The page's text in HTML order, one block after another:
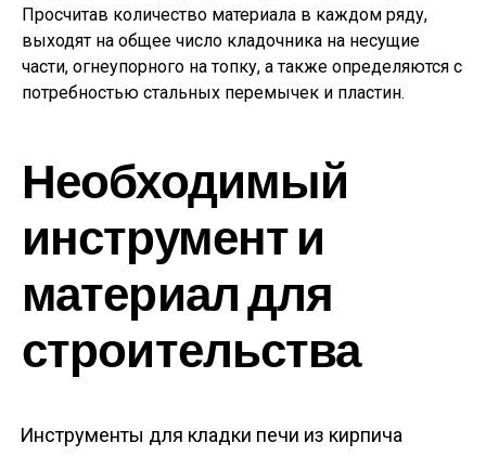
Просчитав количество материала в каждом ряду,
выходят на общее число кладочника на несущие
части, огнеупорного на топку, а также определяются с
потребностью стальных перемычек и пластин.
Необходимый
инструмент и
материал для
строительства
Инструменты для кладки печи из кирпича